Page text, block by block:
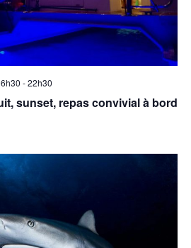
-22h30
sunset, repas convivial à bord